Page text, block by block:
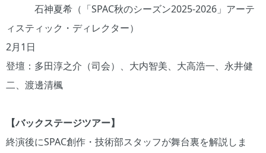
石神夏希（「SPAC秋のシーズン2025-2026」アーテ
ィスティック・ディレクター）
2月1日
登壇：多田淳之介（司会）、大内智美、大高浩一、永井健
二、渡邊清楓
【バックステージツアー】
終演後にSPAC創作・技術部スタッフが舞台裏を解説しま